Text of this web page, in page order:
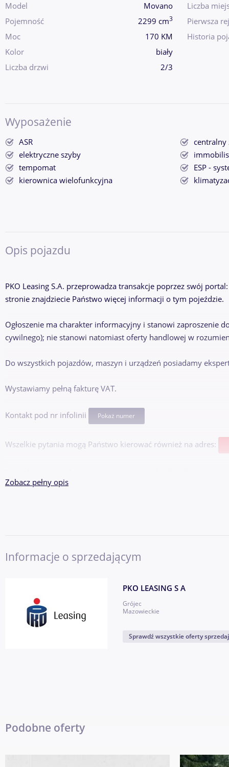
Model
Movano
Pojemność
2299 cm3
Moc
170 KM
Kolor
biały
Liczba drzwi
2/3
Liczba
Pierwsza
Historia
Wyposażenie
ASR
centralny
elektryczne szyby
tempomat
ESP -
kierownica wielofunkcyjna
Opis pojazdu
PKO Leasing S.A. przeprowadza transakcje poprzez swój
stronie znajdziecie Państwo więcej informacji o tym pojeździe.
Ogłoszenie ma charakter informacyjny i stanowi zaproszenie
cywilnego); nie stanowi natomiast oferty handlowej w
Do wszystkich pojazdów, maszyn i urządzeń posiadamy
Wystawiamy pełną fakturę VAT.
Kontakt pod nr infolinii Pokaż numer
Wszelkie pytania mogą Państwo kierować również na adres:
Zobacz pełny opis
Informacje o sprzedającym
PKO LEASING S A
Grójec
Mazowieckie
Sprawdź wszystkie oferty
Podobne oferty